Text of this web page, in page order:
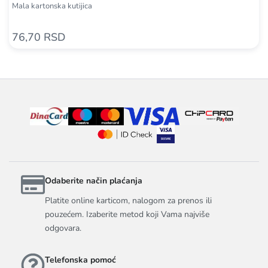
Mala kartonska kutijica
76,70 RSD
Odaberite način plaćanja
Platite online karticom, nalogom za prenos ili
pouzećem. Izaberite metod koji Vama najviše
odgovara.
Telefonska pomoć